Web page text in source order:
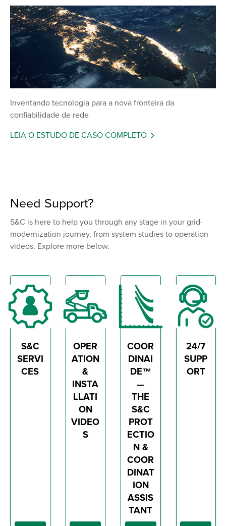
Inventando tecnologia para a nova fronteira da
confiabilidade de rede
LEIA O ESTUDO DE CASO COMPLETO
Need Support?
S&C is here to help you through any stage in your grid-
modernization journey, from system studies to operation
videos. Explore more below.
S&C
SERVI
CES
OPER
ATION
&
INSTA
LLATI
ON
VIDEO
S
COOR
DINAI
DE™
—
THE
S&C
PROT
ECTIO
N &
COOR
DINAT
ION
ASSIS
TANT
24/7
SUPP
ORT